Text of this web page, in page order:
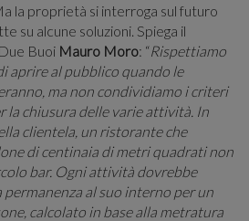
la proprietà si interroga sul futuro
su alcune soluzioni. Spiega il
Buoi Mauro Moro: “Rispettiamo
aprire al pubblico quando le
ma non condividiamo i criteri
la chiusura delle varie attività. In
clientela, un ristorante che
di centinaia di metri quadrati non
bar. Ogni attività dovrebbe
permanenza al suo interno per un
calcolato in base alla metratura